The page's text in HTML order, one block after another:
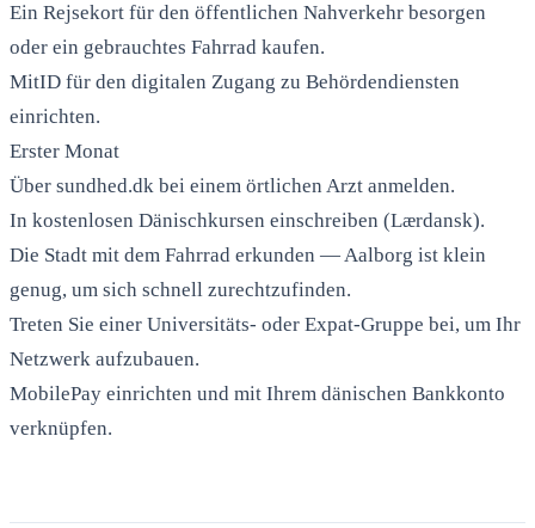
Ein Rejsekort für den öffentlichen Nahverkehr besorgen
oder ein gebrauchtes Fahrrad kaufen.
MitID für den digitalen Zugang zu Behördendiensten
einrichten.
Erster Monat
Über sundhed.dk bei einem örtlichen Arzt anmelden.
In kostenlosen Dänischkursen einschreiben (Lærdansk).
Die Stadt mit dem Fahrrad erkunden — Aalborg ist klein
genug, um sich schnell zurechtzufinden.
Treten Sie einer Universitäts- oder Expat-Gruppe bei, um Ihr
Netzwerk aufzubauen.
MobilePay einrichten und mit Ihrem dänischen Bankkonto
verknüpfen.